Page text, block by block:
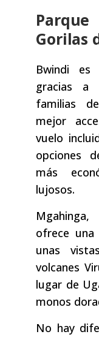
Gorilas
Bwindi es
gracias a
familias
mejor
vuelo
opciones
más
lujosos.
ofrece
unas
volcanes
lugar de
monos
No hay